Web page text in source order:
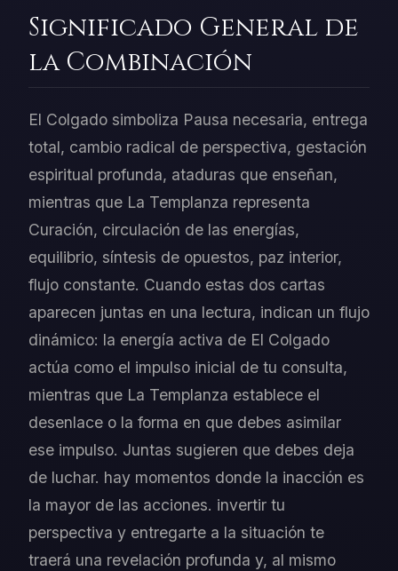
Significado General de
la Combinación
El Colgado simboliza Pausa necesaria, entrega
total, cambio radical de perspectiva, gestación
espiritual profunda, ataduras que enseñan,
mientras que La Templanza representa
Curación, circulación de las energías,
equilibrio, síntesis de opuestos, paz interior,
flujo constante. Cuando estas dos cartas
aparecen juntas en una lectura, indican un flujo
dinámico: la energía activa de El Colgado
actúa como el impulso inicial de tu consulta,
mientras que La Templanza establece el
desenlace o la forma en que debes asimilar
ese impulso. Juntas sugieren que debes deja
de luchar. hay momentos donde la inacción es
la mayor de las acciones. invertir tu
perspectiva y entregarte a la situación te
traerá una revelación profunda y, al mismo